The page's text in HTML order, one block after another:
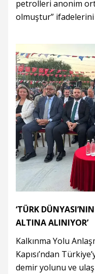
petrolleri anonim
olmuştur” ifadelerini
‘TÜRK
ALTINA ALINIYOR’
Kalkınma Yolu
Kapısı’ndan
demir yolunu ve